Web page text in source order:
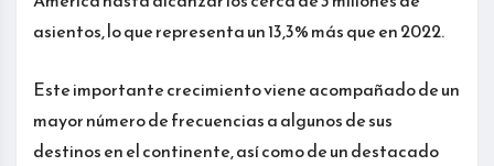
asientos, lo que representa un 13,3% más que en 2022.
Este importante crecimiento viene acompañado de un
mayor número de frecuencias a algunos de sus
destinos en el continente, así como de un destacado